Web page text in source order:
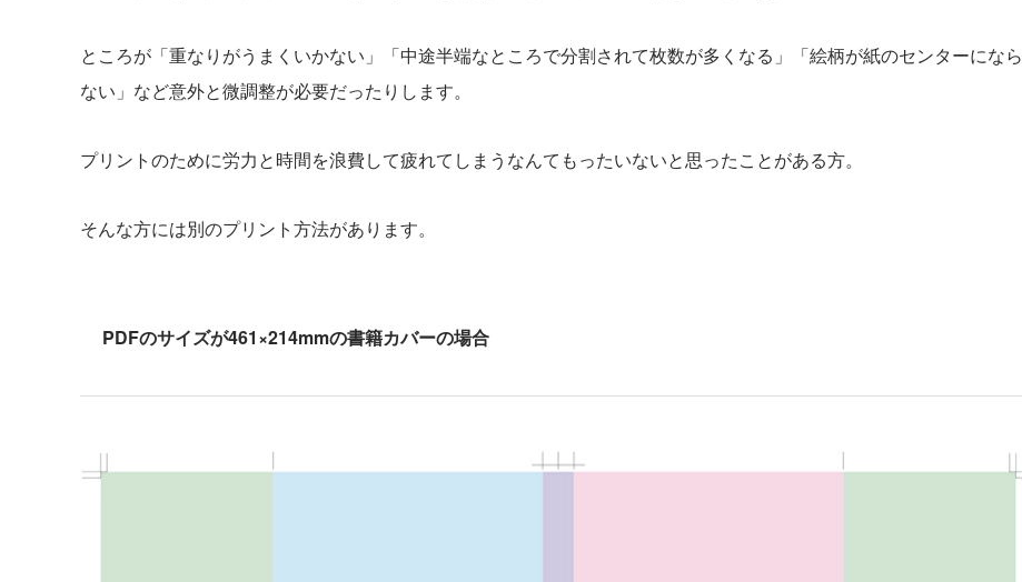
ところが「重なりがうまくいかない」「中途半端なところで分割されて枚数が多くなる」「絵柄が紙のセンターになら
ない」など意外と微調整が必要だったりします。
プリントのために労力と時間を浪費して疲れてしまうなんてもったいないと思ったことがある方。
そんな方には別のプリント方法があります。
PDFのサイズが461×214mmの書籍カバーの場合